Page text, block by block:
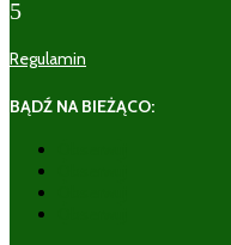
5
Regulamin
BĄDŹ NA BIEŻĄCO: